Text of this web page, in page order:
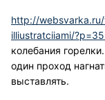
http://
illiustratciiami/
колебания
один проход
выставлять.